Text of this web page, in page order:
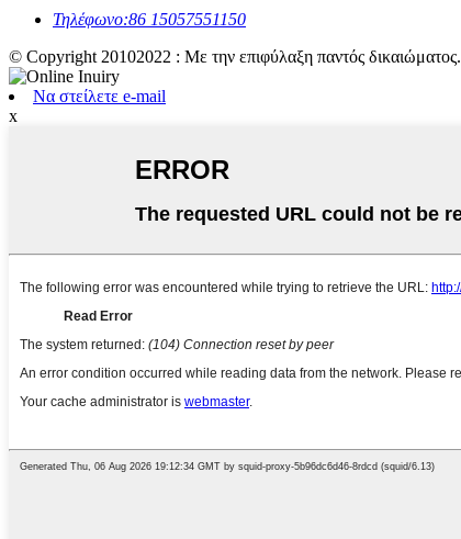
Τηλέφωνο:86 15057551150
© Copyright 20102022 : Με την επιφύλαξη παντός δικαιώματος.
Να στείλετε e-mail
x